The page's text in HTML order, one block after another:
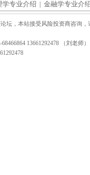
学专业介绍 金融学专业介
坛，本站接受风险投资商咨询，
13661292478 （刘老师）